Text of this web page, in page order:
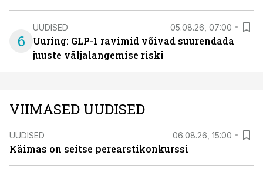
6
UUDISED 05.08.26, 07:00
Uuring: GLP-1 ravimid võivad suurendada
juuste väljalangemise riski
VIIMASED UUDISED
UUDISED 06.08.26, 15:00
Käimas on seitse perearstikonkurssi